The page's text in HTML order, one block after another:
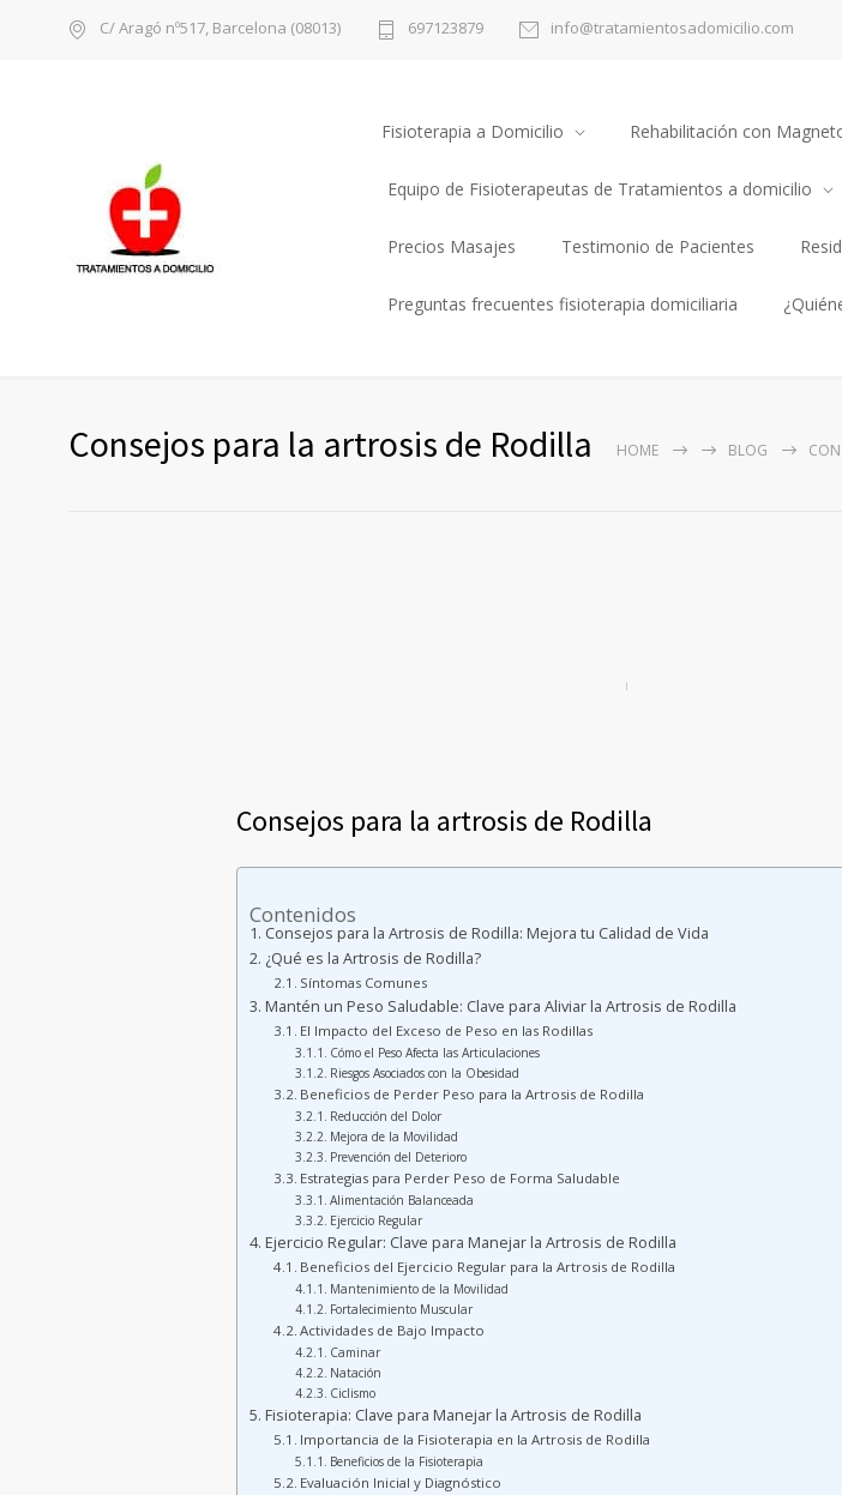
C/ Aragó nº517, Barcelona (08013) 697123879 info@tratamientosadomicilio.com
Fisioterapia a Domicilio Rehabilitación con
Equipo de Fisioterapeutas de Tratamientos a domicilio
Precios Masajes Testimonio de Pacientes
Preguntas frecuentes fisioterapia domiciliaria
Consejos para la artrosis de Rodilla HOME BLOG
Consejos para la artrosis de Rodilla
Contenidos
Consejos para la Artrosis de Rodilla: Mejora tu Calidad de Vida
¿Qué es la Artrosis de Rodilla?
Síntomas Comunes
Mantén un Peso Saludable: Clave para Aliviar la Artrosis de Rodilla
El Impacto del Exceso de Peso en las Rodillas
Cómo el Peso Afecta las Articulaciones
Riesgos Asociados con la Obesidad
Beneficios de Perder Peso para la Artrosis de Rodilla
Reducción del Dolor
Mejora de la Movilidad
Prevención del Deterioro
Estrategias para Perder Peso de Forma Saludable
Alimentación Balanceada
Ejercicio Regular
Ejercicio Regular: Clave para Manejar la Artrosis de Rodilla
Beneficios del Ejercicio Regular para la Artrosis de Rodilla
Mantenimiento de la Movilidad
Fortalecimiento Muscular
Actividades de Bajo Impacto
Caminar
Natación
Ciclismo
Fisioterapia: Clave para Manejar la Artrosis de Rodilla
Importancia de la Fisioterapia en la Artrosis de Rodilla
Beneficios de la Fisioterapia
Evaluación Inicial y Diagnóstico